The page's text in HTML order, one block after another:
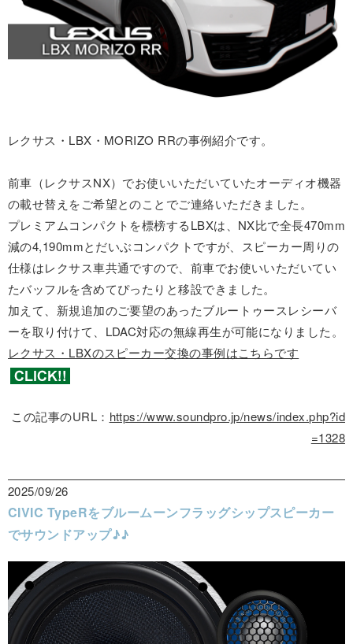
レクサス・LBX・MORIZO RRの事例紹介です。
前車（レクサスNX）でお使いいただいていたオーディオ機器
の載せ替えをご希望とのことでご連絡いただきました。
プレミアムコンパクトを標榜するLBXは、NX比で全長470mm
減の4,190mmとだいぶコンパクトですが、スピーカー周りの
仕様はレクサス車共通ですので、前車でお使いいただいてい
たバッフルを含めてぴったりと移設できました。
加えて、新規追加のご要望のあったブルートゥースレシーバ
ーを取り付けて、LDAC対応の無線再生が可能になりました。
レクサス・LBXのスピーカー交換の事例はこちらです
この記事のURL： https://www.soundpro.jp/news/index.php?id
=1328
2025/09/26
CIVIC TypeRをブルームーンフラッグシップスピーカー
でサウンドアップ♪♪